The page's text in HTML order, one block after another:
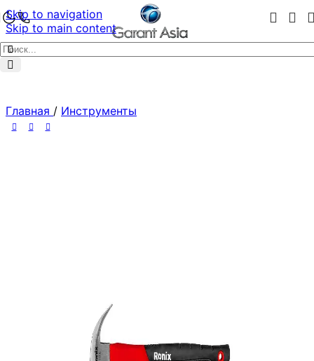
Skip to navigation
Skip to main content
Главная / Инструменты